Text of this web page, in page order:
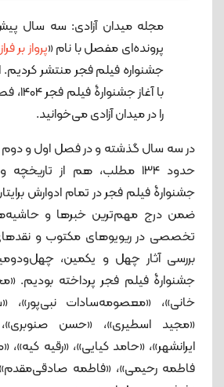
مجله میدان آزادی: سه سال
پرونده‌ای مفصل با نام «پرواز بر
جشنواره فیلم فجر منتشر
با آغاز
را در میدان آزادی می‌خوانید.
در سه سال گذشته و در فصل اول و
حدود 134 مطلب، هم از
جشنوارۀ فیلم فجر در تمام ادوارش
ضمن درج مهم‌ترین خبرها و
تخصصی در ریویوهای مکتوب و
بررسی آثار چهل و یکمین،
جشنوارۀ فیلم فجر پرداخته بودیم.
خانی»، «معصومه‌سادات نبی‌پور»،
«مجید اسطیری»، «حسن صنوبری»،
ایرانشهر»، «حامد کیایی»، «رقیه کیه»،
فاطمه رحیمی»، «فاطمه